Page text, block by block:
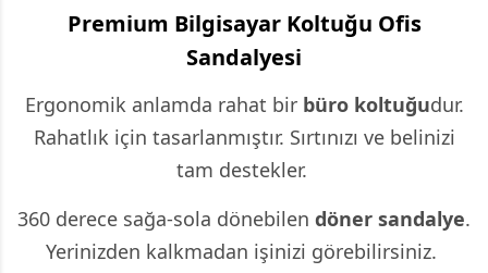
Premium Bilgisayar Koltuğu Ofis
Sandalyesi
Ergonomik anlamda rahat bir büro koltuğudur.
Rahatlık için tasarlanmıştır. Sırtınızı ve belinizi
tam destekler.
360 derece sağa-sola dönebilen döner sandalye.
Yerinizden kalkmadan işinizi görebilirsiniz.